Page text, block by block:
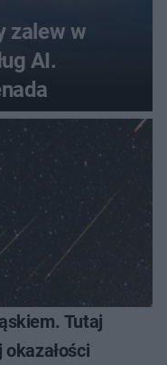
zalew w
AI.
Tutaj
okazałości